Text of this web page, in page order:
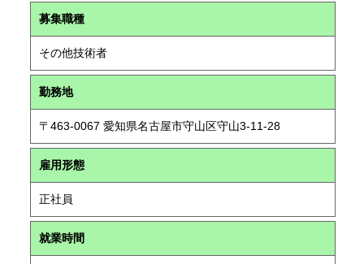
募集職種
その他技術者
勤務地
〒463-0067 愛知県名古屋市守山区守山3-11-28
雇用形態
正社員
就業時間